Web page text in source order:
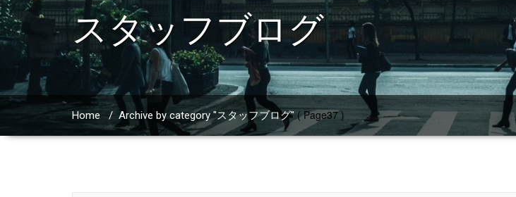
スタッフブログ
Home / Archive by category "スタッフブログ" ( Page37 )